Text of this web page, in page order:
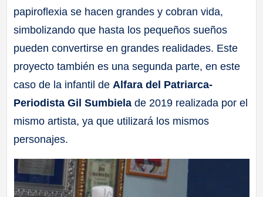
papiroflexia se hacen grandes y cobran vida,
simbolizando que hasta los pequeños sueños
pueden convertirse en grandes realidades. Este
proyecto también es una segunda parte, en este
caso de la infantil de Alfara del Patriarca-
Periodista Gil Sumbielade 2019 realizada por el
mismo artista, ya que utilizará los mismos
personajes.